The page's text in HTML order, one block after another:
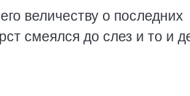
величеству о последних
смеялся до слез и то и